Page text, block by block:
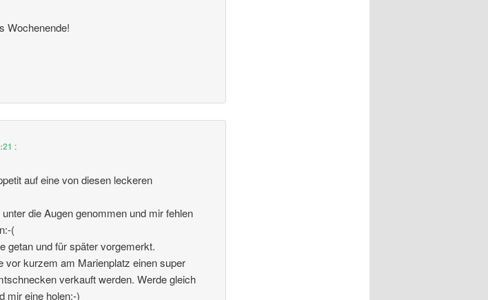
Wochenende!
:
auf eine von diesen leckeren
die Augen genommen und mir fehlen
(
getan und für später vorgemerkt.
vor kurzem am Marienplatz einen super
verkauft werden. Werde gleich
mir eine holen:-)